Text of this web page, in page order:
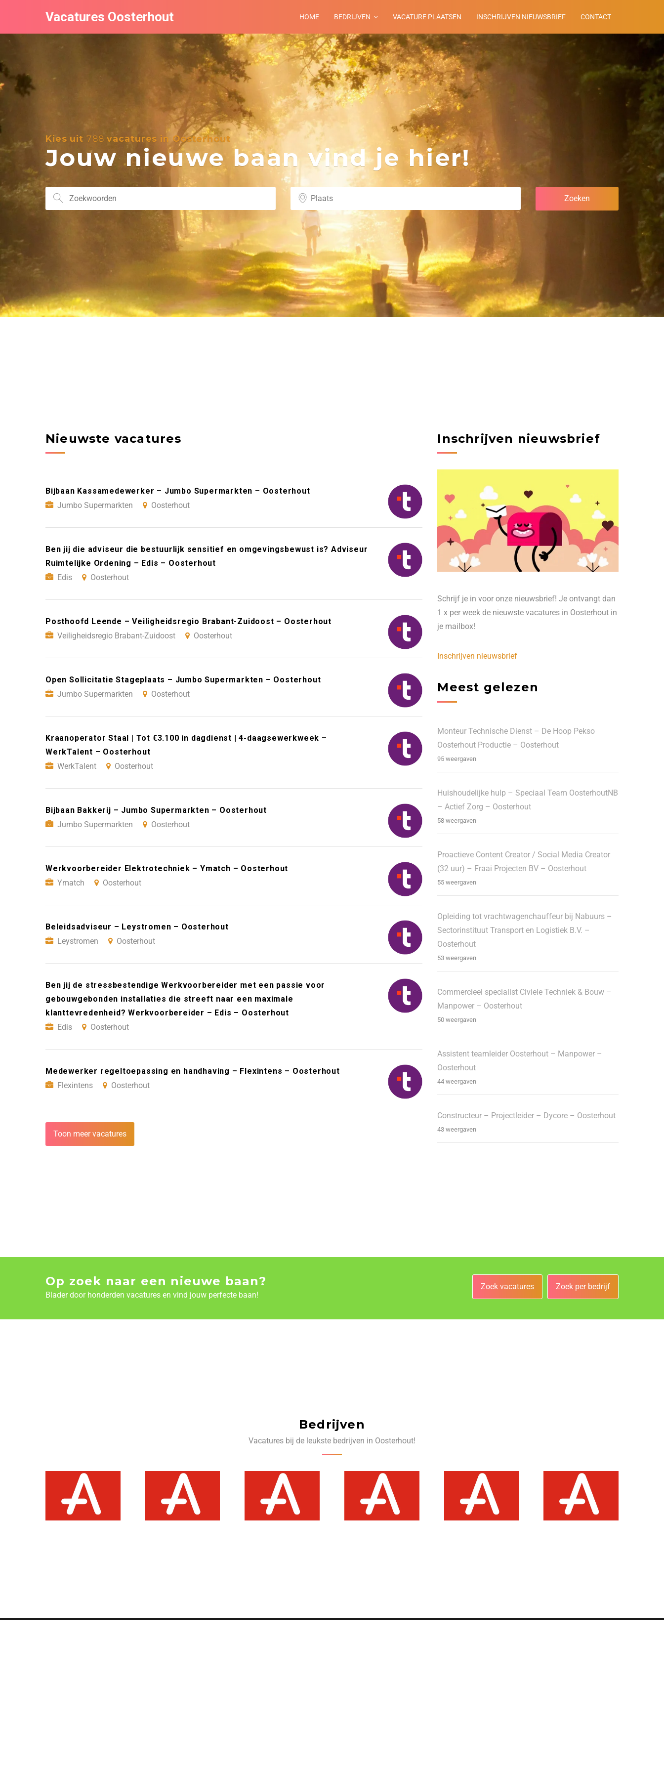
Vacatures Oosterhout HOME BEDRIJVEN VACATURE PLAATSEN INSCHRIJVEN NIEUWSBRIEF CONTACT
Kies uit 788 vacatures in Oosterhout
Jouw nieuwe baan vind je hier!
Nieuwste vacatures
Bijbaan Kassamedewerker – Jumbo Supermarkten – Oosterhout
Jumbo Supermarkten
Oosterhout
Ben jij die adviseur die bestuurlijk sensitief en omgevingsbewust is? Adviseur
Ruimtelijke Ordening – Edis – Oosterhout
Edis
Oosterhout
Posthoofd Leende – Veiligheidsregio Brabant-Zuidoost – Oosterhout
Veiligheidsregio Brabant-Zuidoost
Oosterhout
Open Sollicitatie Stageplaats – Jumbo Supermarkten – Oosterhout
Jumbo Supermarkten
Oosterhout
Kraanoperator Staal | Tot €3.100 in dagdienst | 4-daagsewerkweek –
WerkTalent – Oosterhout
WerkTalent
Oosterhout
Bijbaan Bakkerij – Jumbo Supermarkten – Oosterhout
Jumbo Supermarkten
Oosterhout
Werkvoorbereider Elektrotechniek – Ymatch – Oosterhout
Ymatch
Oosterhout
Beleidsadviseur – Leystromen – Oosterhout
Leystromen
Oosterhout
Ben jij de stressbestendige Werkvoorbereider met een passie voor
gebouwgebonden installaties die streeft naar een maximale
klanttevredenheid? Werkvoorbereider – Edis – Oosterhout
Edis
Oosterhout
Medewerker regeltoepassing en handhaving – Flexintens – Oosterhout
Flexintens
Oosterhout
Toon meer vacatures
Inschrijven nieuwsbrief
Schrijf je in voor onze nieuwsbrief! Je ontvangt dan
1 x per week de nieuwste vacatures in Oosterhout in
je mailbox!
Inschrijven nieuwsbrief
Meest gelezen
Monteur Technische Dienst – De Hoop Pekso
Oosterhout Productie – Oosterhout
95 weergaven
Huishoudelijke hulp – Speciaal Team OosterhoutNB
– Actief Zorg – Oosterhout
58 weergaven
Proactieve Content Creator / Social Media Creator
(32 uur) – Fraai Projecten BV – Oosterhout
55 weergaven
Opleiding tot vrachtwagenchauffeur bij Nabuurs –
Sectorinstituut Transport en Logistiek B.V. –
Oosterhout
53 weergaven
Commercieel specialist Civiele Techniek & Bouw –
Manpower – Oosterhout
50 weergaven
Assistent teamleider Oosterhout – Manpower –
Oosterhout
44 weergaven
Constructeur – Projectleider – Dycore – Oosterhout
43 weergaven
Op zoek naar een nieuwe baan?
Blader door honderden vacatures en vind jouw perfecte baan!
Zoek vacatures Zoek per bedrijf
Bedrijven
Vacatures bij de leukste bedrijven in Oosterhout!